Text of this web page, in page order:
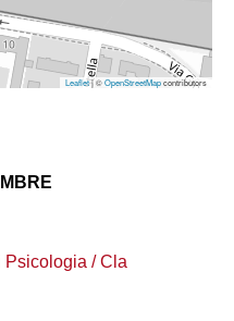
Leaflet| ©OpenStreetMapcontributors
Psicologia / Cla